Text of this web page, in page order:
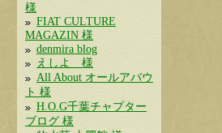
様
FIAT CULTURE
MAGAZIN 様
denmira blog
えしよ 様
All About オールアバウ
ト 様
H.O.G千葉チャプター
ブログ 様